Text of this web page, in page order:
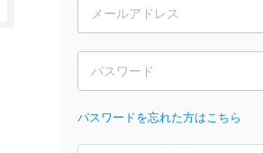
パスワードを忘れた方はこちら